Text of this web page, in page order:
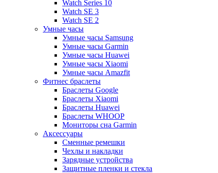
Watch Series 10
Watch SE 3
Watch SE 2
Умные часы
Умные часы Samsung
Умные часы Garmin
Умные часы Huawei
Умные часы Xiaomi
Умные часы Amazfit
Фитнес браслеты
Браслеты Google
Браслеты Xiaomi
Браслеты Huawei
Браслеты WHOOP
Мониторы сна Garmin
Аксессуары
Сменные ремешки
Чехлы и накладки
Зарядные устройства
Защитные пленки и стекла